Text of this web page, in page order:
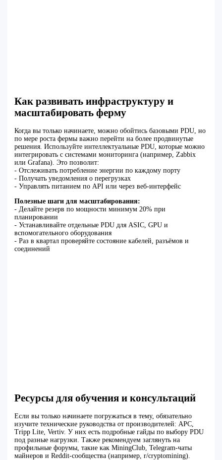
Как развивать инфраструктуру и
масштабировать ферму
Когда вы только начинаете, можно обойтись базовыми PDU, но
по мере роста фермы важно перейти на более продвинутые
решения. Используйте интеллектуальные PDU, которые можно
интегрировать с системами мониторинга (например, Zabbix
или Grafana). Это позволит:
- Отслеживать потребление энергии по каждому порту
- Получать уведомления о перегрузках
- Управлять питанием по API или через веб-интерфейс
Полезные шаги для масштабирования:
- Делайте резерв по мощности минимум 20% при
планировании
- Устанавливайте отдельные PDU для ASIC, GPU и
вспомогательного оборудования
- Раз в квартал проверяйте состояние кабелей, разъёмов и
соединений
Ресурсы для обучения и консультаций
Если вы только начинаете погружаться в тему, обязательно
изучите технические руководства от производителей: APC,
Tripp Lite, Vertiv. У них есть подробные гайды по выбору PDU
под разные нагрузки. Также рекомендуем заглянуть на
профильные форумы, такие как MiningClub, Telegram-чаты
майнеров и Reddit-сообщества (например, r/cryptomining).